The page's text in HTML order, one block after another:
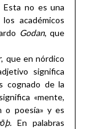
Esta no es una
académicos
Godan, que
, que en nórdico
significa
cognado de la
«mente,
o poesía» y es
. En palabras